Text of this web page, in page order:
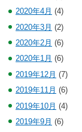
2020年4月 (4)
2020年3月 (2)
2020年2月 (6)
2020年1月 (6)
2019年12月 (7)
2019年11月 (6)
2019年10月 (4)
2019年9月 (6)